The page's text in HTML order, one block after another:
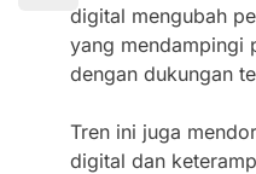
digital mengubah
yang mendampingi
dengan dukungan
Tren ini juga
digital dan